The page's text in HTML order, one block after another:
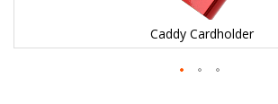
Caddy Cardholder